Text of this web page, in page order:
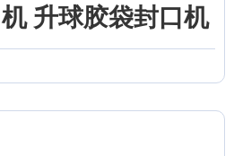
升球胶袋封口机